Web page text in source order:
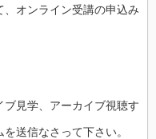
オンライン受講の申込み
見学、 アーカイブ視聴す
を送信なさって下さい。